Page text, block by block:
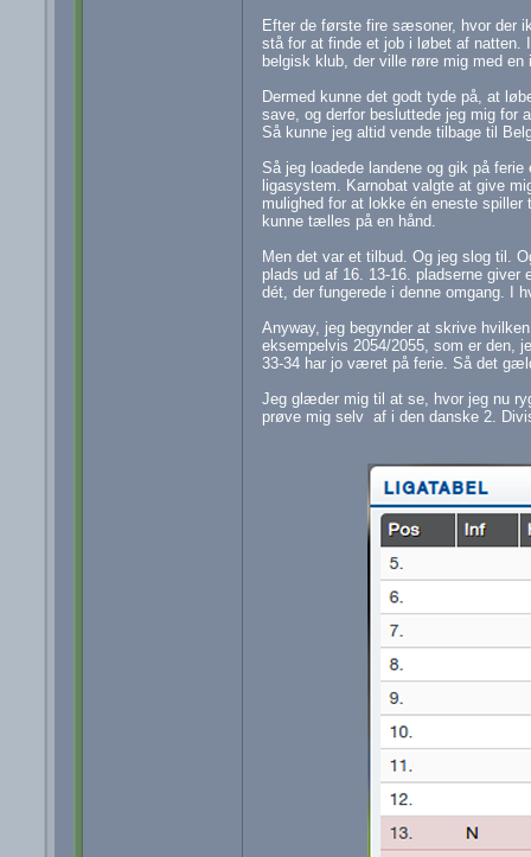
Efter de første fire sæsoner, hvor der
stå for at finde et job i løbet af natten.
belgisk klub, der ville røre mig med en
Dermed kunne det godt tyde på, at
save, og derfor besluttede jeg mig for
Så kunne jeg altid vende tilbage til
Så jeg loadede landene og gik på
ligasystem. Karnobat valgte at give
mulighed for at lokke én eneste
kunne tælles på en hånd.
Men det var et tilbud. Og jeg slog til.
plads ud af 16. 13-16. pladserne
dét, der fungerede i denne omgang. I
Anyway, jeg begynder at skrive
eksempelvis 2054/2055, som er den,
33-34 har jo været på ferie. Så det
Jeg glæder mig til at se, hvor jeg nu
prøve mig selv af i den danske 2.